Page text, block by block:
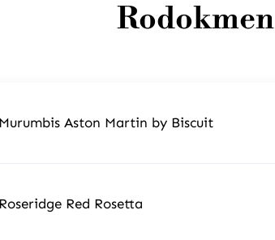
Rodokmen
Murumbis Aston Martin by Biscuit
Roseridge Red Rosetta